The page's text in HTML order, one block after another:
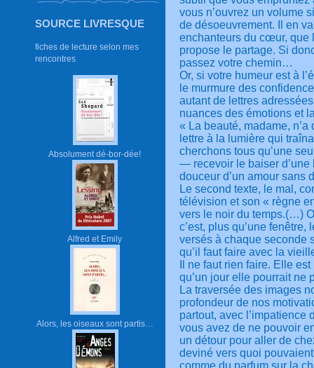
SOURCE LIVRESQUE
fiches de lecture selon mes
rencontres
Absolument dé-bor-dée!
Alfred et Emily
Alors, les oiseaux sont partis…
vous n’ouvrez un volume
de désoeuvrement. Il en
enchanteurs du cœur, que
propose le partage. Si
passez votre chemin…
Or, si votre humeur est à
le murmure des
autant de lettres
nuances des émotions et
« La beauté, madame,
lettre à la lumière qui
cherchons tous qu’une
— recevoir le baiser
douceur d’un amour sans
Le second texte, le mal,
télévision et son « règne
vers le noir du temps.(…)
c’est, plus qu’une
versés à chaque seconde
qu’il faut faire avec la
Il ne faut rien faire. Elle
qu’un jour elle pourrait
La traversée des images
profondeur de nos
partout, avec l’impatience
vous avez de ne pouvoir
un détour pour aller de
deviné vers quoi
comme du parfum sur la